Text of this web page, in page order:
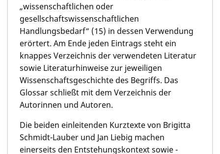
„wissenschaftlichen oder
gesellschaftswissenschaftlichen
Handlungsbedarf“ (15) in dessen Verwendung
erörtert. Am Ende jeden Eintrags steht ein
knappes Verzeichnis der verwendeten Literatur
sowie Literaturhinweise zur jeweiligen
Wissenschaftsgeschichte des Begriffs. Das
Glossar schließt mit dem Verzeichnis der
Autorinnen und Autoren.
Die beiden einleitenden Kurztexte von Brigitta
Schmidt-Lauber und Jan Liebig machen
einerseits den Entstehungskontext sowie -